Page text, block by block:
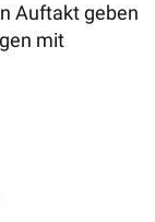
Auftakt geben
mit